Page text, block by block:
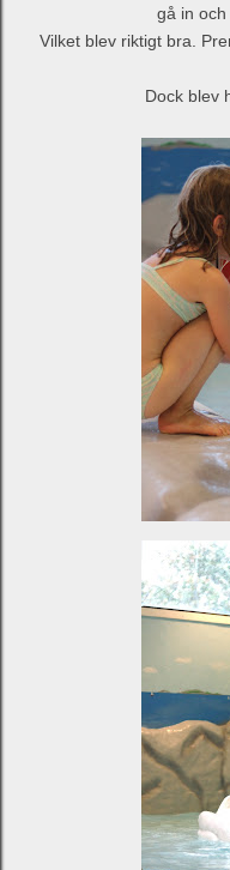
gå in och
Vilket blev riktigt bra.
Dock blev